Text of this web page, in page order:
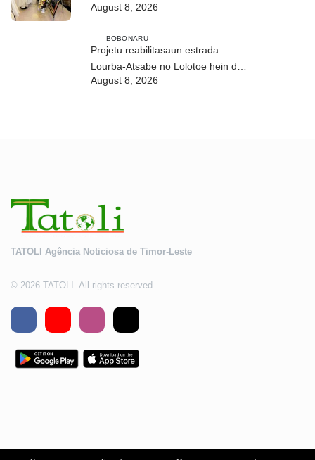
ho fuan”
August 8, 2026
BOBONARU
Projetu reabilitasaun estrada
Lourba-Atsabe no Lolotoe hein de’it
vistu tribunál
August 8, 2026
TATOLI Agência Noticiosa de Timor-Leste
© 2026 TATOLI. All rights reserved.